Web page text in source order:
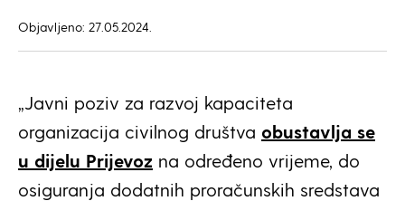
Objavljeno: 27.05.2024.
„Javni poziv za razvoj kapaciteta
organizacija civilnog društva obustavlja se
u dijelu Prijevoz na određeno vrijeme, do
osiguranja dodatnih proračunskih sredstava